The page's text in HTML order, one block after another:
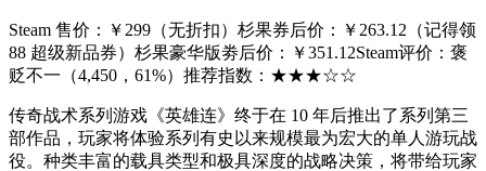
Steam 售价：￥299（无折扣）杉果券后价：￥263.12（记得领
88 超级新品券）杉果豪华版劵后价：￥351.12Steam评价：褒
贬不一（4,450，61%）推荐指数：★★★☆☆
传奇战术系列游戏《英雄连》终于在 10 年后推出了系列第三
部作品，玩家将体验系列有史以来规模最为宏大的单人游玩战
役。种类丰富的载具类型和极具深度的战略决策，将带给玩家